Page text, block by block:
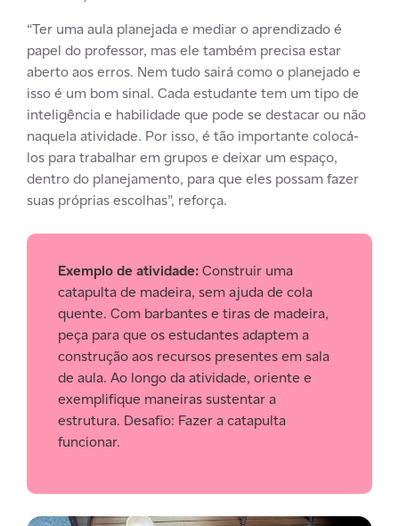
“Ter uma aula planejada e mediar o aprendizado é
papel do professor, mas ele também precisa estar
aberto aos erros. Nem tudo sairá como o planejado e
isso é um bom sinal. Cada estudante tem um tipo de
inteligência e habilidade que pode se destacar ou não
naquela atividade. Por isso, é tão importante colocá-
los para trabalhar em grupos e deixar um espaço,
dentro do planejamento, para que eles possam fazer
suas próprias escolhas”, reforça.
Exemplo de atividade:Construir uma
catapulta de madeira, sem ajuda de cola
quente. Com barbantes e tiras de madeira,
peça para que os estudantes adaptem a
construção aos recursos presentes em sala
de aula. Ao longo da atividade, oriente e
exemplifique maneiras sustentar a
estrutura. Desafio: Fazer a catapulta
funcionar.